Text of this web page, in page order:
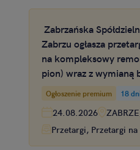
Zabrzańska
Zabrzu ogłasza
na kompleksowy
pion) wraz z wymianą
kafelkowaniem
Zabrzu
Ogłoszenie premium 18
24.08.2026
Przetargi, Przetargi na